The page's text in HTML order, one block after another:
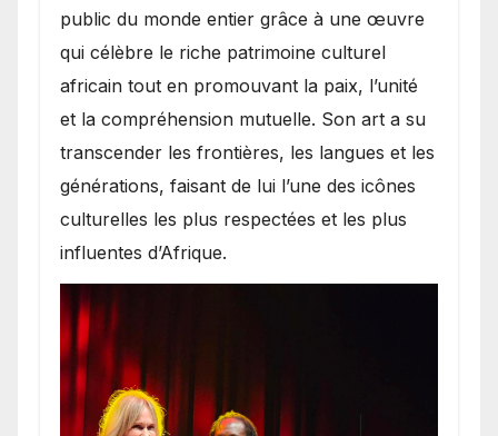
public du monde entier grâce à une œuvre
qui célèbre le riche patrimoine culturel
africain tout en promouvant la paix, l’unité
et la compréhension mutuelle. Son art a su
transcender les frontières, les langues et les
générations, faisant de lui l’une des icônes
culturelles les plus respectées et les plus
influentes d’Afrique.